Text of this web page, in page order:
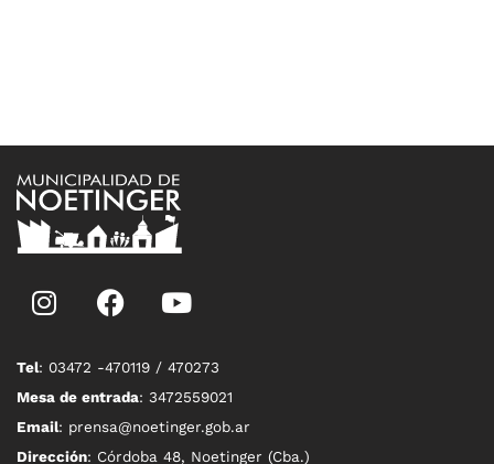
Tel: 03472 -470119 / 470273
Mesa de entrada: 3472559021
Email: prensa@noetinger.gob.ar
Dirección: Córdoba 48, Noetinger (Cba.)